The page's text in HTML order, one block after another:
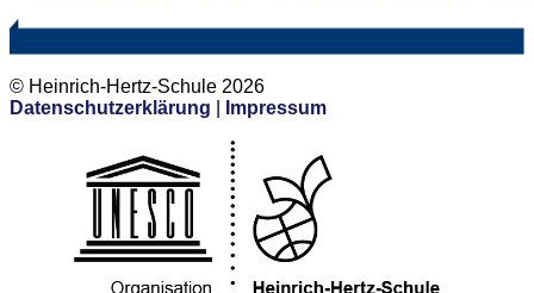
© Heinrich-Hertz-Schule 2026
Datenschutzerklärung
Impressum